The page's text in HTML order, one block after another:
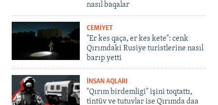
nasıl baqalar
CEMİYET
"Er kes qaça, er kes kete": cenk
Qırımdaki Rusiye turistlerine nasıl
barıp yetti
İNSAN AQLARI
"Qırım birdemligi" işini toqtattı,
tintüv ve tutuvlar ise Qırımda daa